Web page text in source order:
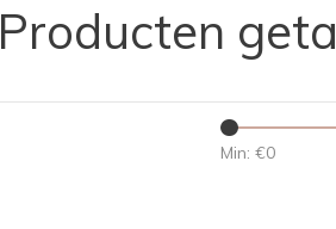
Producten
Min: €0